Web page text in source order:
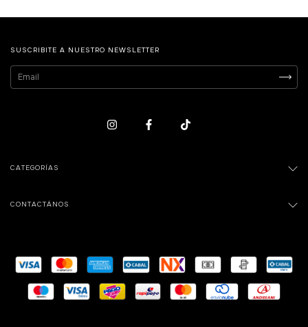
SUSCRIBITE A NUESTRO NEWSLETTER
CATEGORÍAS
CONTACTÁNOS